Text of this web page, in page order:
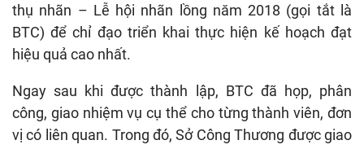
thụ nhãn – Lễ hội nhãn lồng năm 2018 (gọi tắt là
BTC) để chỉ đạo triển khai thực hiện kế hoạch đạt
hiệu quả cao nhất.
Ngay sau khi được thành lập, BTC đã họp, phân
công, giao nhiệm vụ cụ thể cho từng thành viên, đơn
vị có liên quan. Trong đó, Sở Công Thương được giao